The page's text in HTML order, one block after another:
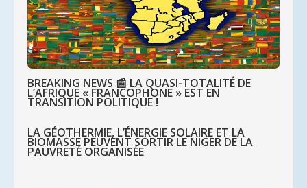
BREAKING NEWS 📰 LA QUASI-TOTALITÉ DE
L’AFRIQUE « FRANCOPHONE » EST EN
TRANSITION POLITIQUE !
LA GÉOTHERMIE, L’ÉNERGIE SOLAIRE ET LA
BIOMASSE PEUVENT SORTIR LE NIGER DE LA
PAUVRETÉ ORGANISÉE